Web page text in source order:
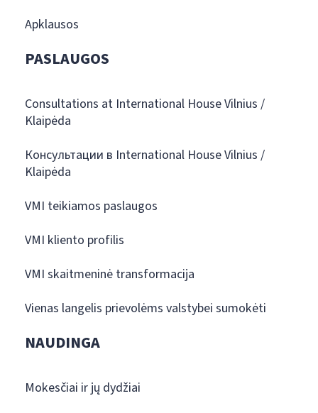
Apklausos
PASLAUGOS
Consultations at International House Vilnius /
Klaipėda
Консультации в International House Vilnius /
Klaipėda
VMI teikiamos paslaugos
VMI kliento profilis
VMI skaitmeninė transformacija
Vienas langelis prievolėms valstybei sumokėti
NAUDINGA
Mokesčiai ir jų dydžiai